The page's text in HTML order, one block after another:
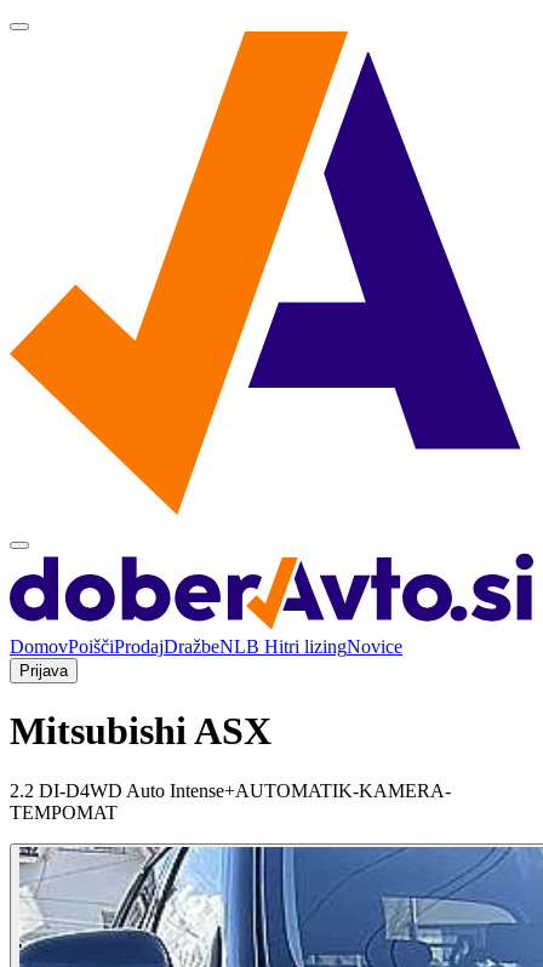
DomovPoiščiProdajDražbeNLB Hitri lizingNovice
Prijava
Mitsubishi ASX
2.2 DI-D4WD Auto Intense+AUTOMATIK-KAMERA-
TEMPOMAT